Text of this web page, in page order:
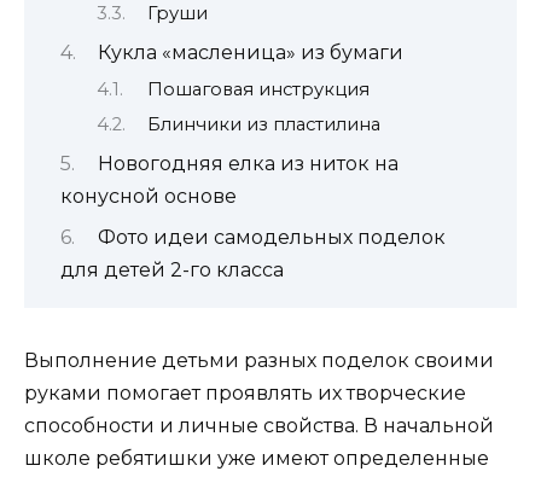
Груши
Кукла «масленица» из бумаги
Пошаговая инструкция
Блинчики из пластилина
Новогодняя елка из ниток на
конусной основе
Фото идеи самодельных поделок
для детей 2-го класса
Выполнение детьми разных поделок своими
руками помогает проявлять их творческие
способности и личные свойства. В начальной
школе ребятишки уже имеют определенные